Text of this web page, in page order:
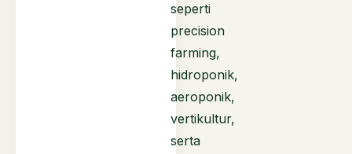
seperti
precision
farming,
hidroponik,
aeroponik,
vertikultur,
serta